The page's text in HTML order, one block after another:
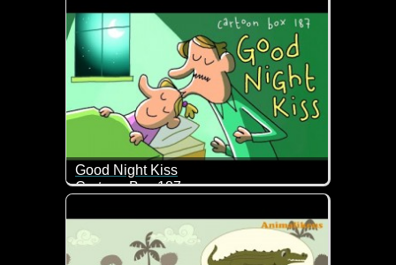
Good Night Kiss
Cartoon Box 187